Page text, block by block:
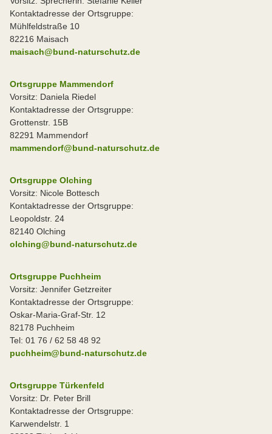
Kontaktadresse der Ortsgruppe:
Mühlfeldstraße 10
82216 Maisach
maisach@bund-naturschutz.de
Ortsgruppe Mammendorf
Vorsitz: Daniela Riedel
Kontaktadresse der Ortsgruppe:
Grottenstr. 15B
82291 Mammendorf
mammendorf@bund-naturschutz.de
Ortsgruppe Olching
Vorsitz: Nicole Bottesch
Kontaktadresse der Ortsgruppe:
Leopoldstr. 24
82140 Olching
olching@bund-naturschutz.de
Ortsgruppe Puchheim
Vorsitz: Jennifer Getzreiter
Kontaktadresse der Ortsgruppe:
Oskar-Maria-Graf-Str. 12
82178 Puchheim
Tel: 01 76 / 62 58 48 92
puchheim@bund-naturschutz.de
Ortsgruppe Türkenfeld
Vorsitz: Dr. Peter Brill
Kontaktadresse der Ortsgruppe:
Karwendelstr. 1